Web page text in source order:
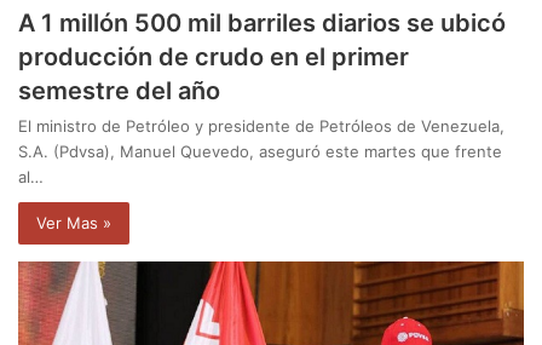
A 1 millón 500 mil barriles diarios se ubicó
producción de crudo en el primer
semestre del año
El ministro de Petróleo y presidente de Petróleos de Venezuela,
S.A. (Pdvsa), Manuel Quevedo, aseguró este martes que frente
al…
Ver Mas »